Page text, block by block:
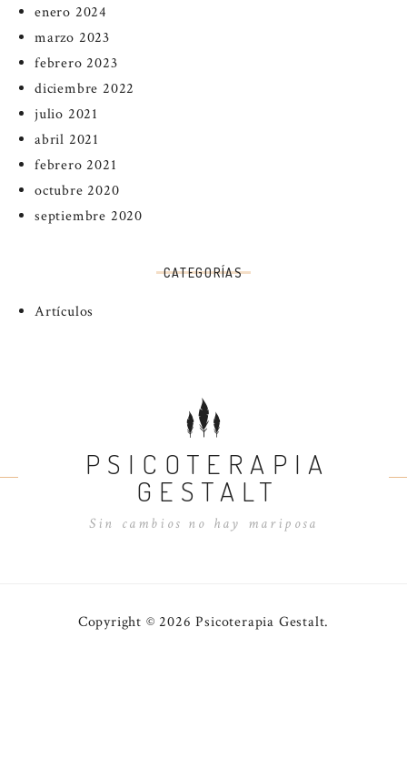
enero 2024
marzo 2023
febrero 2023
diciembre 2022
julio 2021
abril 2021
febrero 2021
octubre 2020
septiembre 2020
CATEGORÍAS
Artículos
PSICOTERAPIA
GESTALT
Sin cambios no hay mariposa
Copyright © 2026 Psicoterapia Gestalt.